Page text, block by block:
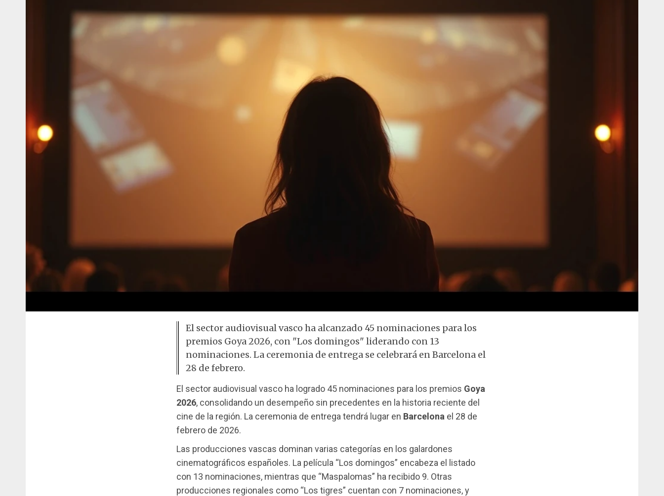
El sector audiovisual vasco ha alcanzado 45 nominaciones para los
premios Goya 2026, con "Los domingos" liderando con 13
nominaciones. La ceremonia de entrega se celebrará en Barcelona el
28 de febrero.
El sector audiovisual vasco ha logrado 45 nominaciones para los premios Goya
2026, consolidando un desempeño sin precedentes en la historia reciente del
cine de la región. La ceremonia de entrega tendrá lugar en Barcelona el 28 de
febrero de 2026.
Las producciones vascas dominan varias categorías en los galardones
cinematográficos españoles. La película “Los domingos” encabeza el listado
con 13 nominaciones, mientras que “Maspalomas” ha recibido 9. Otras
producciones regionales como “Los tigres” cuentan con 7 nominaciones, y